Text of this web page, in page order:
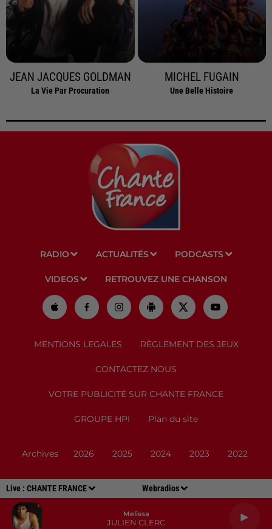
Live : CHANTE FRANCE Webradios
Melissa
JULIEN CLERC
JEAN JACQUES GOLDMAN
La Vie Par Procuration
MICHEL FUGAIN
Une Belle Histoire
RADIO ACTUALITÉS PODCASTS
VIDEOS RETROUVEZ UNE CHANSON
MENTIONS LEGALES RÈGLEMENT DES JEUX
CONTACTEZ NOUS
VOTRE PUBLICITÉ SUR CHANTE FRANCE
GROUPE HPI Plan du site
Archives 2026 2025 2024 2023 2022